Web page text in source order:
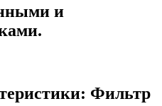
и
Фильтр